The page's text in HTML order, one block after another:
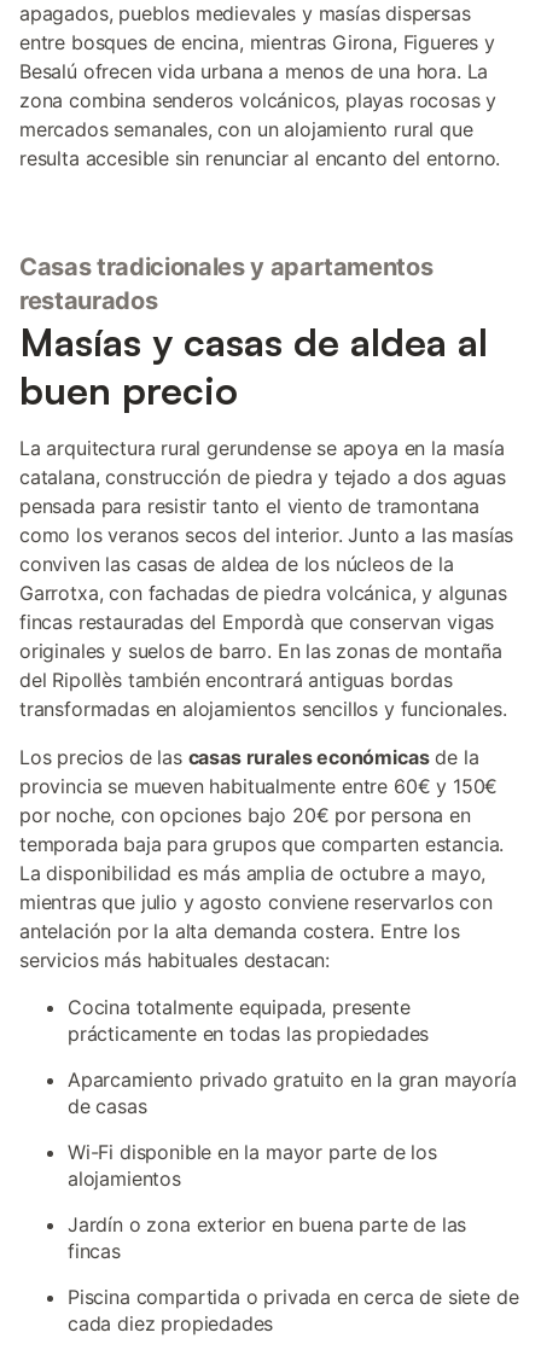
apagados, pueblos medievales y masías dispersas
entre bosques de encina, mientras Girona, Figueres y
Besalú ofrecen vida urbana a menos de una hora. La
zona combina senderos volcánicos, playas rocosas y
mercados semanales, con un alojamiento rural que
resulta accesible sin renunciar al encanto del entorno.
Casas tradicionales y apartamentos
restaurados
Masías y casas de aldea al
buen precio
La arquitectura rural gerundense se apoya en la masía
catalana, construcción de piedra y tejado a dos aguas
pensada para resistir tanto el viento de tramontana
como los veranos secos del interior. Junto a las masías
conviven las casas de aldea de los núcleos de la
Garrotxa, con fachadas de piedra volcánica, y algunas
fincas restauradas del Empordà que conservan vigas
originales y suelos de barro. En las zonas de montaña
del Ripollès también encontrará antiguas bordas
transformadas en alojamientos sencillos y funcionales.
Los precios de las casas rurales económicasde la
provincia se mueven habitualmente entre 60€ y 150€
por noche, con opciones bajo 20€ por persona en
temporada baja para grupos que comparten estancia.
La disponibilidad es más amplia de octubre a mayo,
mientras que julio y agosto conviene reservarlos con
antelación por la alta demanda costera. Entre los
servicios más habituales destacan:
Cocina totalmente equipada, presente
prácticamente en todas las propiedades
Aparcamiento privado gratuito en la gran mayoría
de casas
Wi-Fi disponible en la mayor parte de los
alojamientos
Jardín o zona exterior en buena parte de las
fincas
Piscina compartida o privada en cerca de siete de
cada diez propiedades